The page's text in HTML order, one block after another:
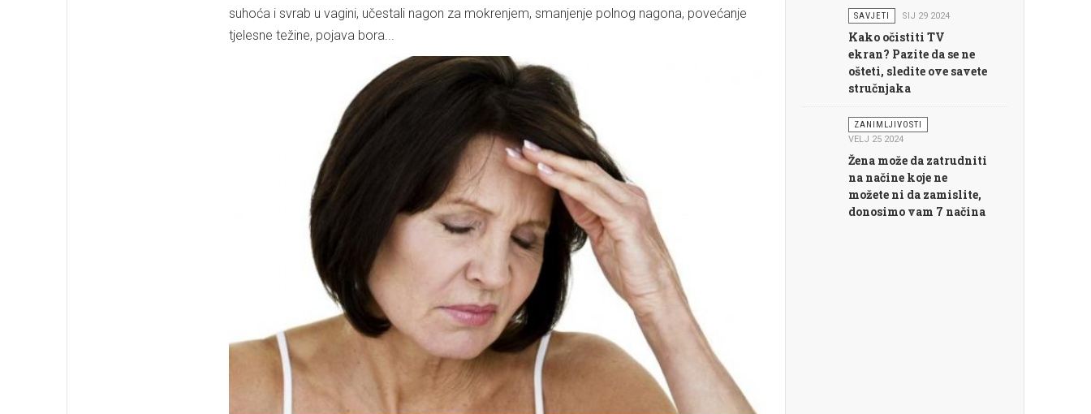
suhoća i svrab u vagini, učestali nagon za mokrenjem, smanjenje polnog nagona, povećanje
tjelesne težine, pojava bora...
SAVJETI SIJ 29 2024
Kako očistiti TV
ekran? Pazite da se ne
ošteti, sledite ove savete
stručnjaka
ZANIMLJIVOSTI
VELJ 25 2024
Žena može da zatrudniti
na načine koje ne
možete ni da zamislite,
donosimo vam 7 načina